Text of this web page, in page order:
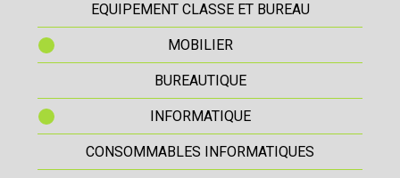
EQUIPEMENT CLASSE ET BUREAU
MOBILIER
BUREAUTIQUE
INFORMATIQUE
CONSOMMABLES INFORMATIQUES